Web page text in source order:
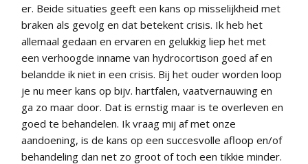
er. Beide situaties geeft een kans op misselijkheid met
braken als gevolg en dat betekent crisis. Ik heb het
allemaal gedaan en ervaren en gelukkig liep het met
een verhoogde inname van hydrocortison goed af en
belandde ik niet in een crisis. Bij het ouder worden loop
je nu meer kans op bijv. hartfalen, vaatvernauwing en
ga zo maar door. Dat is ernstig maar is te overleven en
goed te behandelen. Ik vraag mij af met onze
aandoening, is de kans op een succesvolle afloop en/of
behandeling dan net zo groot of toch een tikkie minder.